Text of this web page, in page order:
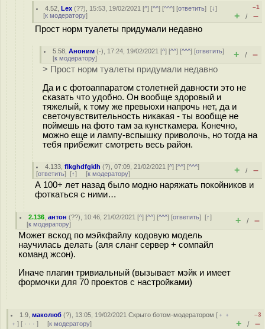
4.52 ,Lex (??), 15:53, 19/02/2021 [^] [^^] [^^^] [ответить][↓]
[к модератору]
–1
+ / –
Прост норм туалеты придумали недавно
5.58 ,Аноним (-), 17:24, 19/02/2021 [^] [^^] [^^^] [ответить]
[к модератору] + / –
> Прост норм туалеты придумали недавно
Да и с фотоаппаратом столетней давности это не
сказать что удобно. Он вообще здоровый и
тяжелый, к тому же превьюхи напрочь нет, да и
светочувствительность никакая - ты вообще не
поймешь на фото там за кунсткамера. Конечно,
можно еще и лампу-вспышку приволочь, но тогда на
тебя прибежит смотреть весь район.
4.133 ,flkghdfgklh (?), 07:09, 21/02/2021 [^] [^^] [^^^]
[ответить] [↑] [к модератору] + / –
А 100+ лет назад было модно наряжать покойников и
фоткаться с ними…
2.136 ,антон (??), 10:46, 21/02/2021 [^] [^^] [^^^] [ответить][↑]
[к модератору] + / –
Может вскод по мэйкфайлу кодовую модель
научилась делать (аля сланг сервер + сомпайл
команд жсон).
Иначе плагин тривиальный (вызывает мэйк и имеет
формочки для 70 проектов с настройками)
1.9 ,маколюб (?), 13:05, 19/02/2021Скрыто ботом-модератором [ ﹢﹢
﹢ ] [ · · · ] [к модератору]
–3
+ / –